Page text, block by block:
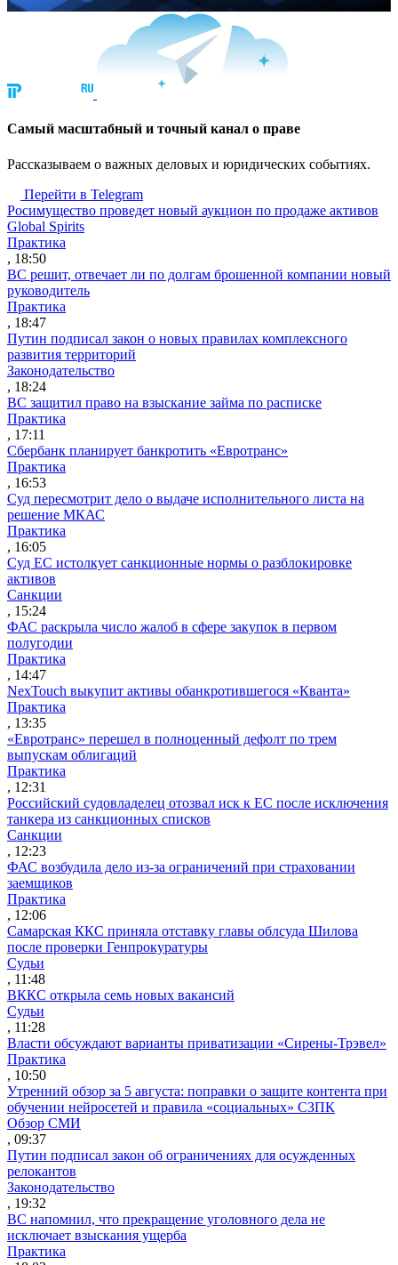
Cамый масштабный и точный канал о праве
Рассказываем о важных деловых и юридических событиях.
Перейти в Telegram
Росимущество проведет новый аукцион по продаже активов
Global Spirits
Практика
, 18:50
ВС решит, отвечает ли по долгам брошенной компании новый
руководитель
Практика
, 18:47
Путин подписал закон о новых правилах комплексного
развития территорий
Законодательство
, 18:24
ВС защитил право на взыскание займа по расписке
Практика
, 17:11
Сбербанк планирует банкротить «Евротранс»
Практика
, 16:53
Суд пересмотрит дело о выдаче исполнительного листа на
решение МКАС
Практика
, 16:05
Суд ЕС истолкует санкционные нормы о разблокировке
активов
Санкции
, 15:24
ФАС раскрыла число жалоб в сфере закупок в первом
полугодии
Практика
, 14:47
NexTouch выкупит активы обанкротившегося «Кванта»
Практика
, 13:35
«Евротранс» перешел в полноценный дефолт по трем
выпускам облигаций
Практика
, 12:31
Российский судовладелец отозвал иск к ЕС после исключения
танкера из санкционных списков
Санкции
, 12:23
ФАС возбудила дело из-за ограничений при страховании
заемщиков
Практика
, 12:06
Самарская ККС приняла отставку главы облсуда Шилова
после проверки Генпрокуратуры
Судьи
, 11:48
ВККС открыла семь новых вакансий
Судьи
, 11:28
Власти обсуждают варианты приватизации «Сирены-Трэвел»
Практика
, 10:50
Утренний обзор за 5 августа: поправки о защите контента при
обучении нейросетей и правила «социальных» СЗПК
Обзор СМИ
, 09:37
Путин подписал закон об ограничениях для осужденных
релокантов
Законодательство
, 19:32
ВС напомнил, что прекращение уголовного дела не
исключает взыскания ущерба
Практика